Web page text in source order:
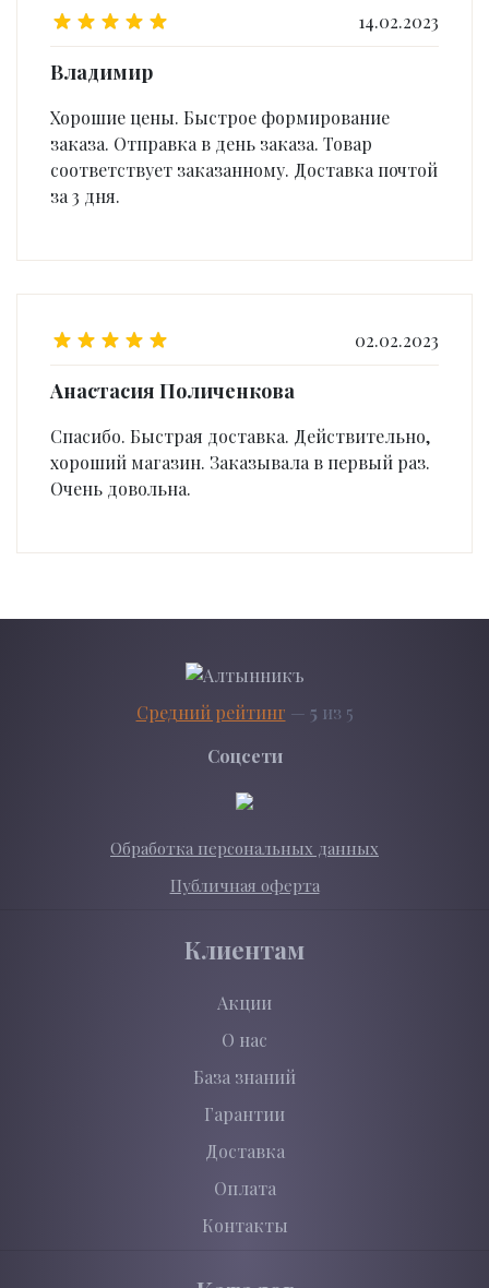
14.02.2023
Владимир
Хорошие цены. Быстрое формирование
заказа. Отправка в день заказа. Товар
соответствует заказанному. Доставка почтой
за 3 дня.
02.02.2023
Анастасия Поличенкова
Спасибо. Быстрая доставка. Действительно,
хороший магазин. Заказывала в первый раз.
Очень довольна.
Средний рейтинг — 5 из 5
Соцсети
Обработка персональных данных
Публичная оферта
Клиентам
Акции
О нас
База знаний
Гарантии
Доставка
Оплата
Контакты